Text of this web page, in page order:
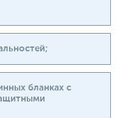
бланках с